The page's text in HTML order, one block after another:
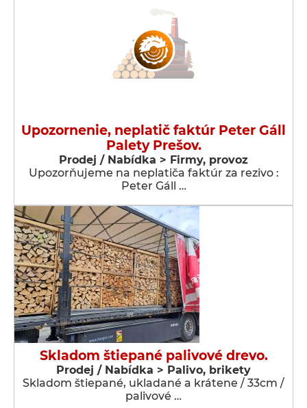
Upozornenie, neplatič faktúr Peter Gáll
Palety Prešov.
Prodej / Nabídka > Firmy, provoz
Upozorňujeme na neplatiča faktúr za rezivo :
Peter Gáll …
Skladom štiepané palivové drevo.
Prodej / Nabídka > Palivo, brikety
Skladom štiepané, ukladané a krátene / 33cm /
palivové …